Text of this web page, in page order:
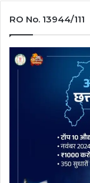
RO No. 13944/111